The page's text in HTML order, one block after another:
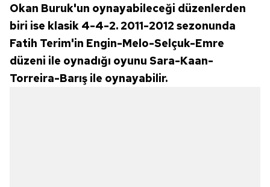
kullanılmaktadır. Diğer çerezler, sitemizin daha işlevsel
kılınması ve kişiselleştirilmesi ve sizlere yönelik
reklam/pazarlama faaliyetlerinin yapılması, amaçlarıyla
sınırlı olarak açık rızanız dahilinde kullanılacaktır.
Çerezlere ilişkin tercihlerinizi aşağıda yer alan panel
Okan Buruk'un oynayabileceği düzenlerden
biri ise klasik 4-4-2. 2011-2012 sezonunda
Fatih Terim'in Engin-Melo-Selçuk-Emre
düzeni ile oynadığı oyunu Sara-Kaan-
Torreira-Barış ile oynayabilir.